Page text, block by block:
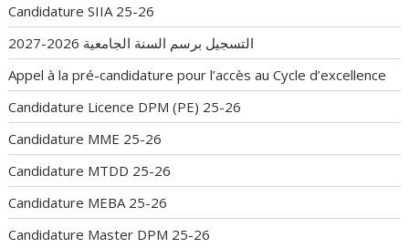
Candidature SIIA 25-26
التسجيل برسم السنة الجامعية 2026-2027
Appel à la pré-candidature pour l’accès au Cycle d’excellence
Candidature Licence DPM (PE) 25-26
Candidature MME 25-26
Candidature MTDD 25-26
Candidature MEBA 25-26
Candidature Master DPM 25-26